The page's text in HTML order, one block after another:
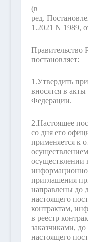
(в
ред.
1.2021 N 1989,
Правительство
постановляет:
1.Утвердить
вносятся в
Федерации.
2.Настоящее
со дня его
применяется к
осуществлении
приглашения
направлены до
настоящего
контрактам,
в реестр
заказчиками,
настоящего